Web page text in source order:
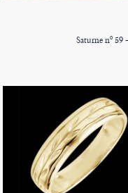
Saturne nº